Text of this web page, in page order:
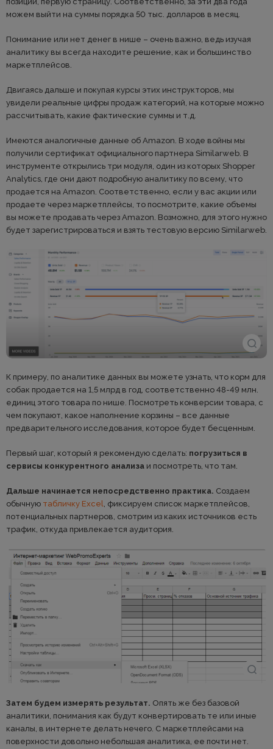
можем выйти на суммы порядка 50 тыс. долларов в месяц.
Понимание или нет денег в нише – очень важно, ведь изучая
аналитику вы всегда находите решение, как и большинство
маркетплейсов.
Двигаясь дальше и покупая курсы этих инструкторов, мы
увидели реальные цифры продаж категорий, на которые можно
рассчитывать, какие фактические суммы и т.д.
Имеются аналогичные данные об Amazon. В ходе войны мы
получили сертификат официального партнера Similarweb. В
инструменте открылись три модуля, один из которых Shopper
Analytics, где они дают подробную аналитику по всему, что
продается на Amazon. Соответственно, если у вас акции или
продаете через маркетплейсы, то посмотрите, какие объемы
вы можете продавать через Amazon. Возможно, для этого нужно
будет зарегистрироваться и взять тестовую версию Similarweb.
К примеру, по аналитике данных вы можете узнать, что корм для
собак продается на 1,5 млрд в год, соответственно 48-49 млн.
единиц этого товара по нише. Посмотреть конверсии товара, с
чем покупают, какое наполнение корзины – все данные
предварительного исследования, которое будет бесценным.
Первый шаг, который я рекомендую сделать: погрузиться в
сервисы конкурентного анализа и посмотреть, что там.
Дальше начинается непосредственно практика. Создаем
обычную табличку Excel , фиксируем список маркетплейсов,
потенциальных партнеров, смотрим из каких источников есть
трафик, откуда привлекается аудитория.
Затем будем измерять результат. Опять же без базовой
аналитики, понимания как будут конвертировать те или иные
каналы, в интернете делать нечего. С маркетплейсами на
поверхности довольно небольшая аналитика, ее почти нет.